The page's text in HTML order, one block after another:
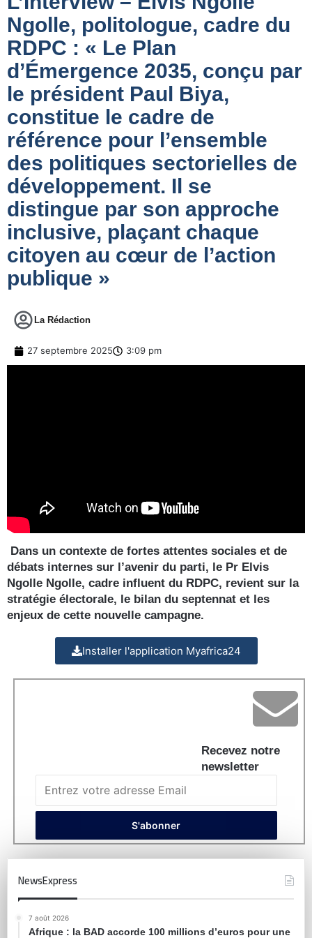
Ngolle, politologue, cadre du
RDPC : « Le Plan
d’Émergence 2035, conçu par
le président Paul Biya,
constitue le cadre de
référence pour l’ensemble
des politiques sectorielles de
développement. Il se
distingue par son approche
inclusive, plaçant chaque
citoyen au cœur de l’action
publique »
La Rédaction
27 septembre 2025 3:09 pm
Dans un contexte de fortes attentes sociales et de
débats internes sur l’avenir du parti, le Pr Elvis
Ngolle Ngolle, cadre influent du RDPC, revient sur la
stratégie électorale, le bilan du septennat et les
enjeux de cette nouvelle campagne.
Installer l'application Myafrica24
Recevez notre
newsletter
NewsExpress
7 août 2026
Afrique : la BAD accorde 100 millions d’euros pour une